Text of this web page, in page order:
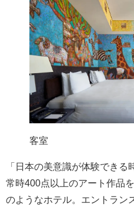
客室
「日本の美意識が体験できる
常時400点以上のアート作品
のようなホテル。エントラン